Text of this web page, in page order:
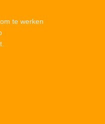
te werken